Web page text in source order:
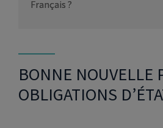
Français ?
BONNE NOUVELLE
OBLIGATIONS